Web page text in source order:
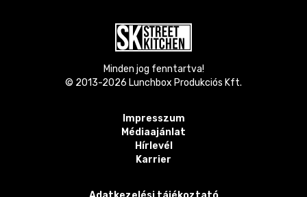
Minden jog fenntartva!
© 2013-2026 Lunchbox Produkciós Kft.
Impresszum
Médiaajánlat
Hírlevél
Karrier